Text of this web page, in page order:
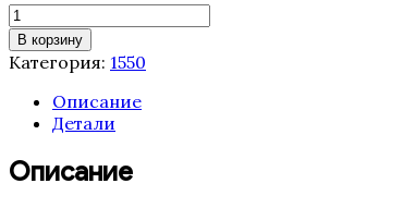
Количество
товара
Полотно
ленточной
пилы
Tornado
мм
(19,
В корзину
Категория: 1550
Описание
Детали
Описание